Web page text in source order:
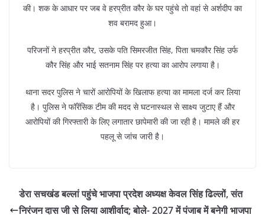
की। शक के आधार पर जब वे हरप्रीत कौर के घर पहुंचे तो वहां से अर्शदीप का
शव बरामद हुआ।
परिजनों ने हरप्रीत कौर, उसके पति सिमरजीत सिंह, पिता चमकौर सिंह उर्फ
कौर सिंह और भाई सतनाम सिंह पर हत्या का आरोप लगाया है।
थाना सदर पुलिस ने चारों आरोपियों के खिलाफ हत्या का मामला दर्ज कर लिया
है। पुलिस ने फॉरेंसिक टीम की मदद से घटनास्थल से साक्ष्य जुटाए हैं और
आरोपियों की गिरफ्तारी के लिए लगातार छापेमारी की जा रही है। मामले की हर
पहलू से जांच जारी है।
डेरा सचखंड बल्लां पहुंचे भाजपा प्रदेश अध्यक्ष केवल सिंह ढिल्लों, संत
निरंजन दास जी से लिया आशीर्वाद; बोले- 2027 में पंजाब में बनेगी भाजपा